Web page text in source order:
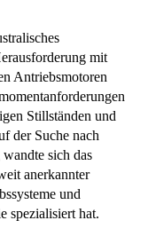
mit
Antriebsmotoren
Stillständen und
der Suche nach
sich das
anerkannter
und
spezialisiert hat.